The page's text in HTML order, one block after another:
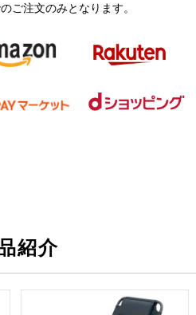
ご注文のみとなります。
紹介